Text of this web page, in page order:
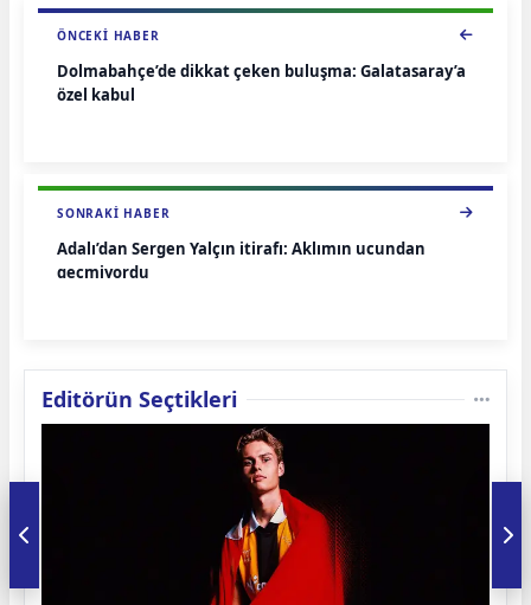
ÖNCEKI HABER
Dolmabahçe’de dikkat çeken buluşma: Galatasaray’a
özel kabul
SONRAKI HABER
Adalı’dan Sergen Yalçın itirafı: Aklımın ucundan
geçmiyordu
Editörün Seçtikleri